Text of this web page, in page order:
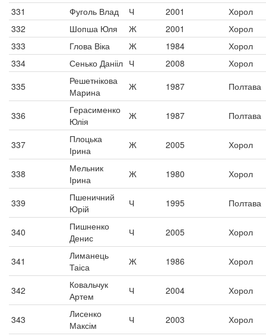
331
Фуголь Влад Ч 2001
Хорол
332
Шопша Юля Ж 2001
Хорол
333
Глова Віка Ж 1984
Хорол
334
Сенько Данііл Ч 2008
Хорол
335
Решетнікова
Марина
Ж 1987 Полтава
336
Герасименко
Юлія
Ж 1987 Полтава
337
Плоцька
Ірина
Ж 2005 Хорол
338
Мельник
Ірина
Ж 1980 Хорол
339
Пшеничний
Юрій
Ч 1995 Полтава
340
Пишненко
Денис
Ч 2005 Хорол
341
Лиманець
Таіса
Ж 1986 Хорол
342
Ковальчук
Артем
Ч 2004 Хорол
343
Лисенко
Максім
Ч 2003 Хорол